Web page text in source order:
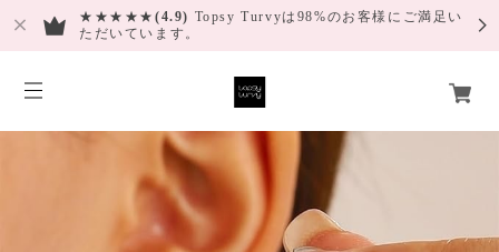
★★★★★ (4.9) Topsy Turvyは98%のお客様にご満足い
ただいています。